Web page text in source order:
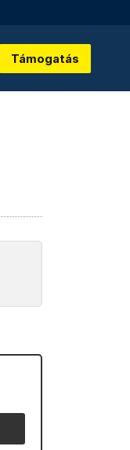
Támogatás